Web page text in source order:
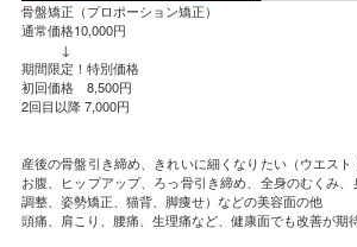
骨盤矯正（プロポーション矯正）
通常価格10,000円
↓
期間限定！特別価格
初回価格 8,500円
2回目以降 7,000円
産後の骨盤引き締め、きれいに細くなりたい（ウエス
お腹、ヒップアップ、ろっ骨引き締め、全身のむくみ
調整、姿勢矯正、猫背、脚痩せ）などの美容面の他
頭痛、肩こり、腰痛、生理痛など、健康面でも改善が期